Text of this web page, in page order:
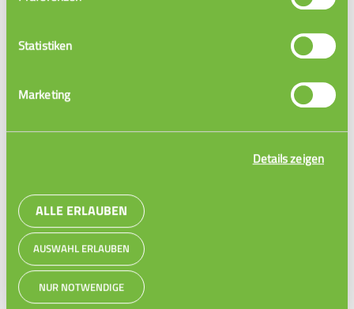
Statistiken
Marketing
Details zeigen
ALLE ERLAUBEN
AUSWAHL ERLAUBEN
NUR NOTWENDIGE
Zeitplan erstellen